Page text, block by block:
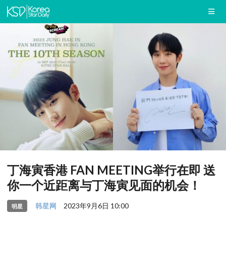
丁海寅香港 FAN MEETING举行在即 送
你一个近距离与丁海寅见面的机会！
明星 韩星网 2023年9月6日 10:00